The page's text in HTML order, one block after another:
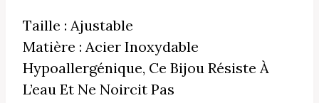
Taille : Ajustable
Matière : Acier Inoxydable
Hypoallergénique, Ce Bijou Résiste À
L’eau Et Ne Noircit Pas